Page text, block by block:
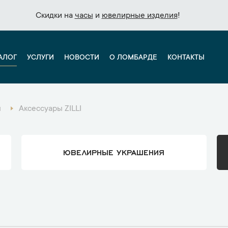
Скидки на часы и ювелирные изделия!
Скидки на часы и ювелирные изделия!
УСЛУГИ НОВОСТИ О ЛОМБАРДЕ КОНТАКТЫ
Аксессуары ZILLI
ЮВЕЛИРНЫЕ УКРАШЕНИЯ